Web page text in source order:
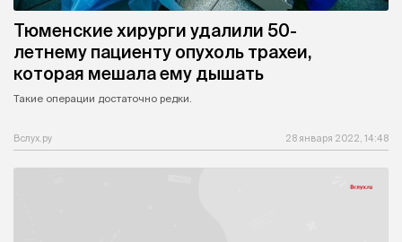
Тюменские хирурги удалили 50-
летнему пациенту опухоль трахеи,
которая мешала ему дышать
Такие операции достаточно редки.
Вслух.ру 28 января 2022, 14:48